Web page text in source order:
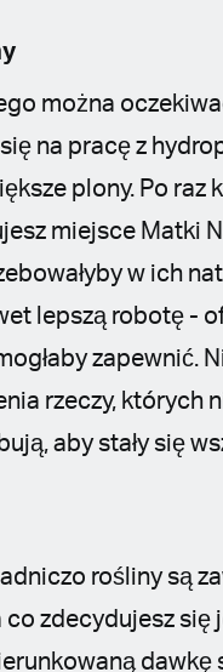
można
na pracę z
plony. Po
miejsce Matki
w ich
lepszą robotę -
zapewnić.
rzeczy, których
aby stały się
rośliny są
zdecydujesz